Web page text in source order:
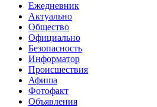
Ежедневник
Актуально
Общество
Официально
Безопасность
Информатор
Происшествия
Афиша
Фотофакт
Объявления